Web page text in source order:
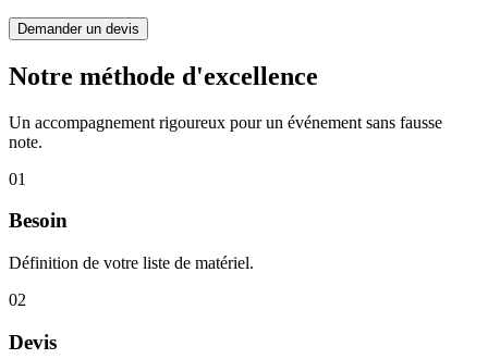
Demander un devis
Notre méthode d'excellence
Un accompagnement rigoureux pour un événement sans fausse
note.
01
Besoin
Définition de votre liste de matériel.
02
Devis